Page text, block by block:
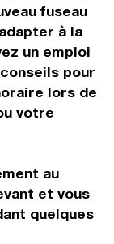
fuseau
à la
un emploi
pour
lors de
votre
au
et vous
quelques